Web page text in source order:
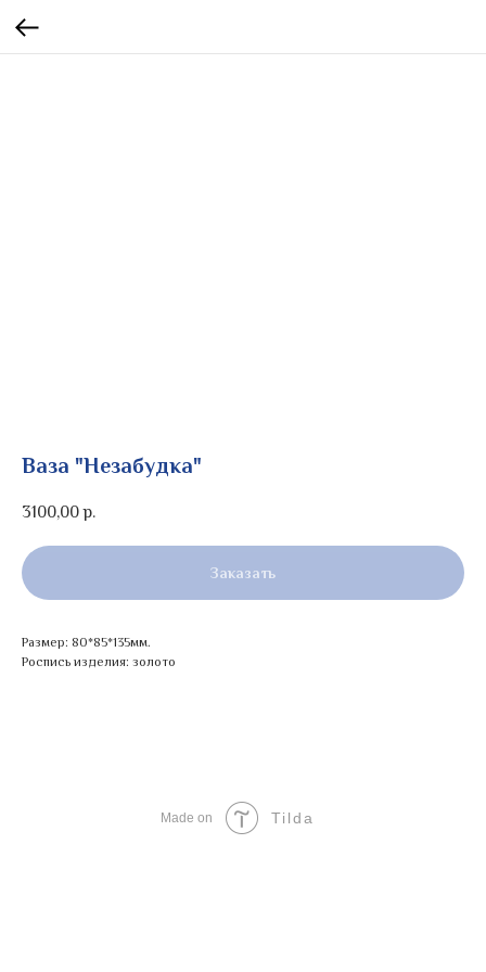
Ваза "Незабудка"
3100,00 р.
Заказать
Размер: 80*85*135мм.
Роспись изделия: золото
Made on Tilda